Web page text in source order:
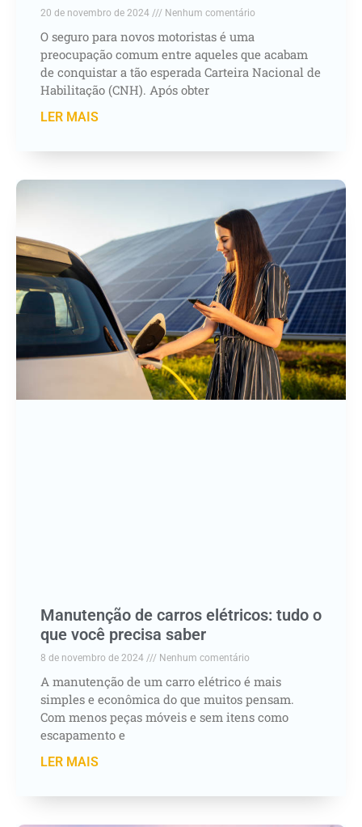
20 de novembro de 2024 Nenhum comentário
O seguro para novos motoristas é uma
preocupação comum entre aqueles que acabam
de conquistar a tão esperada Carteira Nacional de
Habilitação (CNH). Após obter
LER MAIS
Manutenção de carros elétricos: tudo o
que você precisa saber
8 de novembro de 2024 Nenhum comentário
A manutenção de um carro elétrico é mais
simples e econômica do que muitos pensam.
Com menos peças móveis e sem itens como
escapamento e
LER MAIS